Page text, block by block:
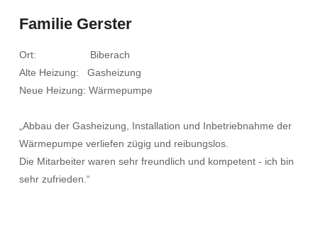
Familie Gerster
Ort: Biberach
Alte Heizung: Gasheizung
Neue Heizung: Wärmepumpe
„Abbau der Gasheizung, Installation und Inbetriebnahme der
Wärmepumpe verliefen zügig und reibungslos.
Die Mitarbeiter waren sehr freundlich und kompetent - ich bin
sehr zufrieden.“